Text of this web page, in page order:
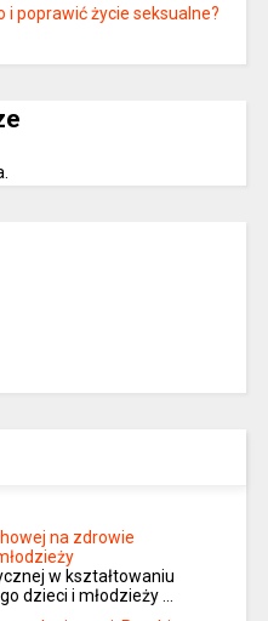
poprawić życie seksualne?
na zdrowie
w kształtowaniu
dzieci i młodzieży …